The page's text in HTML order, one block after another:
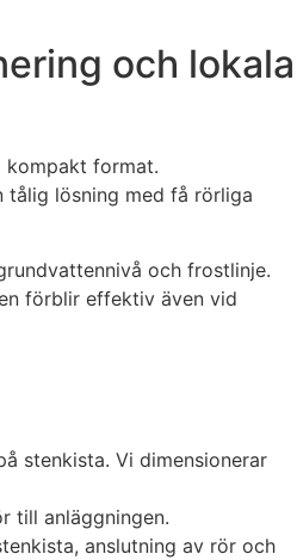
och lokala
kompakt format.
tålig lösning med få rörliga
och frostlinje.
förblir effektiv även vid
stenkista. Vi dimensionerar
till anläggningen.
anslutning av rör och